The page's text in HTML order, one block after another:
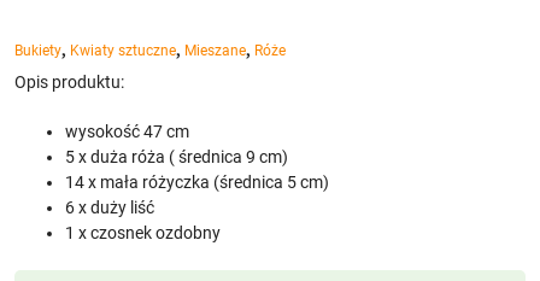
Bukiety, Kwiaty sztuczne, Mieszane, Róże
Opis produktu:
wysokość 47 cm
5 x duża róża ( średnica 9 cm)
14 x mała różyczka (średnica 5 cm)
6 x duży liść
1 x czosnek ozdobny